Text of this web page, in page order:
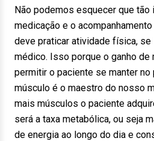
Não podemos esquecer que tão
medicação e o
deve praticar atividade física,
médico. Isso porque o ganho de
permitir o paciente se manter no
músculo é o maestro do nosso
mais músculos o paciente
será a taxa metabólica, ou seja
de energia ao longo do dia e